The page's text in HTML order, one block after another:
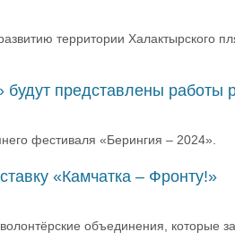
территории Халактырского
представлены работы
фестиваля «Берингия – 2024».
«Камчатка – Фронту!»
объединения, которые